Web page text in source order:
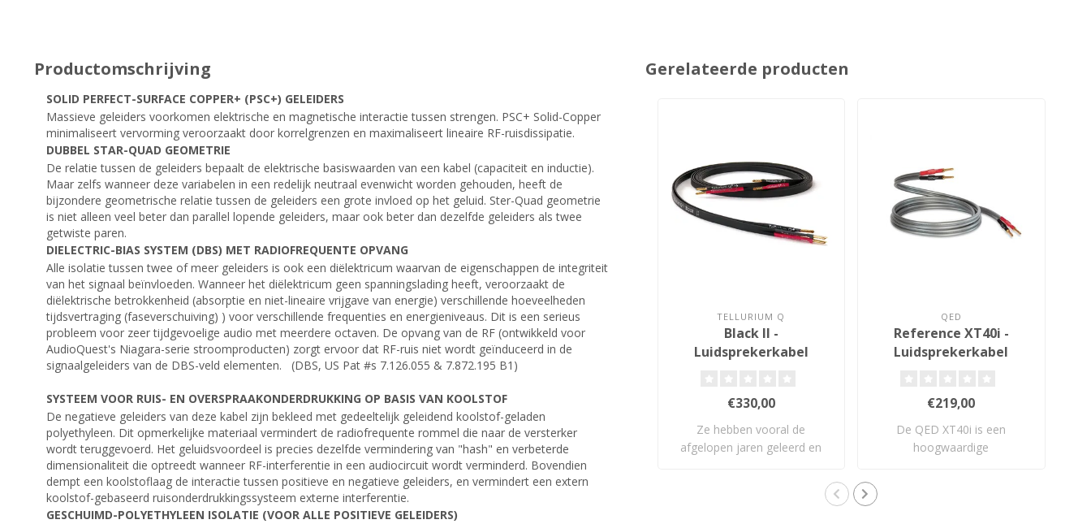
Productomschrijving
SOLID PERFECT-SURFACE COPPER+ (PSC+) GELEIDERS
Massieve geleiders voorkomen elektrische en magnetische interactie tussen strengen. PSC+ Solid-Copper
minimaliseert vervorming veroorzaakt door korrelgrenzen en maximaliseert lineaire RF-ruisdissipatie.
DUBBEL STAR-QUAD GEOMETRIE
De relatie tussen de geleiders bepaalt de elektrische basiswaarden van een kabel (capaciteit en inductie).
Maar zelfs wanneer deze variabelen in een redelijk neutraal evenwicht worden gehouden, heeft de
bijzondere geometrische relatie tussen de geleiders een grote invloed op het geluid. Ster-Quad geometrie
is niet alleen veel beter dan parallel lopende geleiders, maar ook beter dan dezelfde geleiders als twee
getwiste paren.
DIELECTRIC-BIAS SYSTEM (DBS) MET RADIOFREQUENTE OPVANG
Alle isolatie tussen twee of meer geleiders is ook een diëlektricum waarvan de eigenschappen de integriteit
van het signaal beïnvloeden. Wanneer het diëlektricum geen spanningslading heeft, veroorzaakt de
diëlektrische betrokkenheid (absorptie en niet-lineaire vrijgave van energie) verschillende hoeveelheden
tijdsvertraging (faseverschuiving) ) voor verschillende frequenties en energieniveaus. Dit is een serieus
probleem voor zeer tijdgevoelige audio met meerdere octaven. De opvang van de RF (ontwikkeld voor
AudioQuest's Niagara-serie stroomproducten) zorgt ervoor dat RF-ruis niet wordt geïnduceerd in de
signaalgeleiders van de DBS-veld elementen. (DBS, US Pat #s 7.126.055 & 7.872.195 B1)
SYSTEEM VOOR RUIS- EN OVERSPRAAKONDERDRUKKING OP BASIS VAN KOOLSTOF
De negatieve geleiders van deze kabel zijn bekleed met gedeeltelijk geleidend koolstof-geladen
polyethyleen. Dit opmerkelijke materiaal vermindert de radiofrequente rommel die naar de versterker
wordt teruggevoerd. Het geluidsvoordeel is precies dezelfde vermindering van "hash" en verbeterde
dimensionaliteit die optreedt wanneer RF-interferentie in een audiocircuit wordt verminderd. Bovendien
dempt een koolstoflaag de interactie tussen positieve en negatieve geleiders, en vermindert een extern
koolstof-gebaseerd ruisonderdrukkingssysteem externe interferentie.
GESCHUIMD-POLYETHYLEEN ISOLATIE (VOOR ALLE POSITIEVE GELEIDERS)
Gerelateerde producten
TELLURIUM Q
Black II -
Luidsprekerkabel
€330,00
Ze hebben vooral de
afgelopen jaren geleerd en
QED
Reference XT40i -
Luidsprekerkabel
€219,00
De QED XT40i is een
hoogwaardige